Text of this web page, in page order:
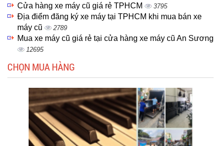
Cửa hàng xe máy cũ giá rẻ TPHCM 3795
Địa điểm đăng ký xe máy tại TPHCM khi mua bán xe
máy cũ
2789
Mua xe máy cũ giá rẻ tại cửa hàng xe máy cũ An Sương
12695
CHỌN MUA HÀNG